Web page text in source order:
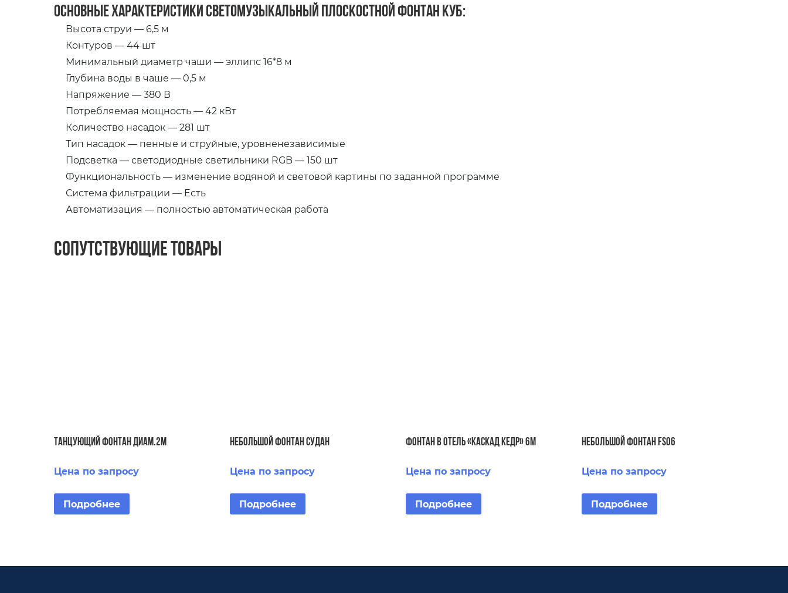
Основные характеристики Светомузыкальный плоскостной фонтан Куб:
Высота струи — 6,5 м
Контуров — 44 шт
Минимальный диаметр чаши — эллипс 16*8 м
Глубина воды в чаше — 0,5 м
Напряжение — 380 В
Потребляемая мощность — 42 кВт
Количество насадок — 281 шт
Тип насадок — пенные и струйные, уровненезависимые
Подсветка — светодиодные светильники RGB — 150 шт
Функциональность — изменение водяной и световой картины по заданной программе
Система фильтрации — Есть
Автоматизация — полностью автоматическая работа
Сопутствующие товары
Танцующий фонтан диам.2м
Цена по запросу
Подробнее
Небольшой фонтан Судан
Цена по запросу
Подробнее
Фонтан в отель «Каскад кедр» 6м
Цена по запросу
Подробнее
Небольшой фонтан FS06
Цена по запросу
Подробнее